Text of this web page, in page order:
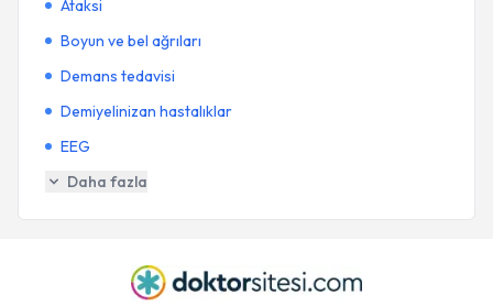
Ataksi
Boyun ve bel ağrıları
Demans tedavisi
Demiyelinizan hastalıklar
EEG
Daha fazla